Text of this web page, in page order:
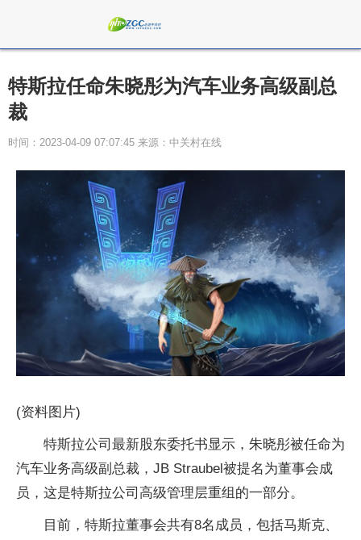
特斯拉任命朱晓彤为汽车业务高级副总
裁
时间：2023-04-09 07:07:45 来源：中关村在线
(资料图片)
特斯拉公司最新股东委托书显示，朱晓彤被任命为
汽车业务高级副总裁，JB Straubel被提名为董事会成
员，这是特斯拉公司高级管理层重组的一部分。
目前，特斯拉董事会共有8名成员，包括马斯克、